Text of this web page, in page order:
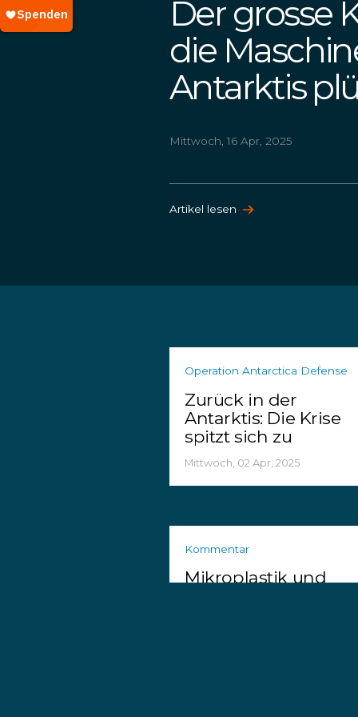
Der grosse
die
Antarktis
Mittwoch, 16 Apr, 2025
Artikel lesen
Operation Antarctica Defense
Zurück in der
Antarktis: Die Krise
spitzt sich zu
Mittwoch, 02 Apr, 2025
Kommentar
Mikroplastik und